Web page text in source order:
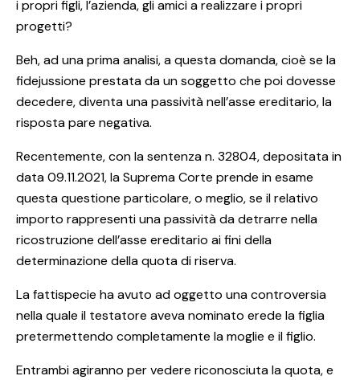
i propri figli, l’azienda, gli amici a realizzare i propri
progetti?
Beh, ad una prima analisi, a questa domanda, cioè se la
fidejussione prestata da un soggetto che poi dovesse
decedere, diventa una passività nell’asse ereditario, la
risposta pare negativa.
Recentemente, con la sentenza n. 32804, depositata in
data 09.11.2021, la Suprema Corte prende in esame
questa questione particolare, o meglio, se il relativo
importo rappresenti una passività da detrarre nella
ricostruzione dell’asse ereditario ai fini della
determinazione della quota di riserva.
La fattispecie ha avuto ad oggetto una controversia
nella quale il testatore aveva nominato erede la figlia
pretermettendo completamente la moglie e il figlio.
Entrambi agiranno per vedere riconosciuta la quota, e